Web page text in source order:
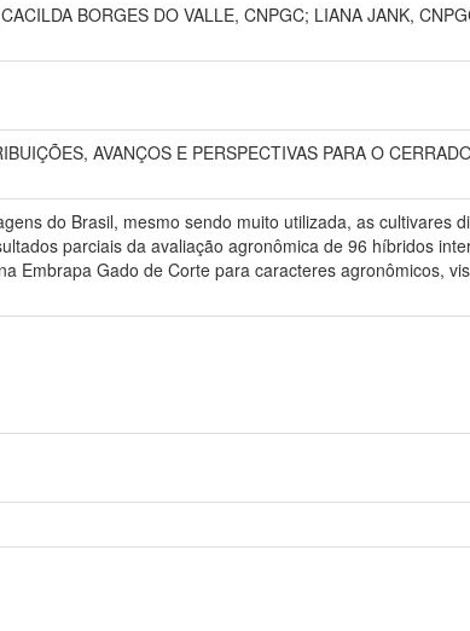
BORGES DO VALLE, CNPGC; LIANA JANK,
AVANÇOS E PERSPECTIVAS PARA O
do Brasil, mesmo sendo muito utilizada, as cultivares
parciais da avaliação agronômica de 96 híbridos
Embrapa Gado de Corte para caracteres agronômicos,